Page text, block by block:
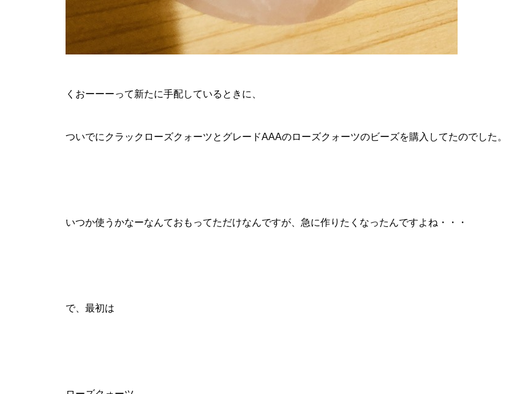
くおーーーって新たに手配しているときに、
ついでにクラックローズクォーツとグレードAAAのローズクォーツのビーズを購入してたのでした。
いつか使うかなーなんておもってただけなんですが、急に作りたくなったんですよね・・・
で、最初は